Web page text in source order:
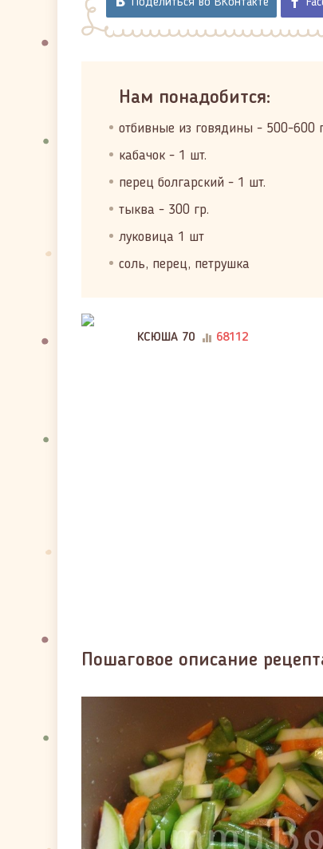
Нам понадобится:
отбивные из говядины - 500-600
кабачок - 1 шт.
перец болгарский - 1 шт.
тыква - 300 гр.
луковица 1 шт
соль, перец, петрушка
КСЮША 70 68112
Пошаговое описание